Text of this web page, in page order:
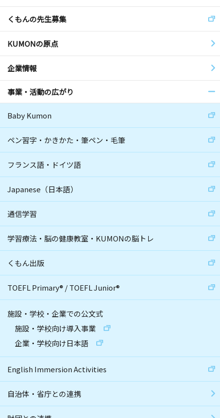
くもんの先生募集
KUMONの原点
企業情報
事業・活動の広がり
Baby Kumon
ペン習字・かきかた・筆ペン・毛筆
フランス語・ドイツ語
Japanese（日本語）
通信学習
学習療法・脳の健康教室・KUMONの脳トレ
くもん出版
TOEFL Primary® /TOEFL Junior®
施設・学校・企業での公文式
施設・学校向け導入事業
企業・学校向け日本語
English Immersion Activities
自治体・省庁との連携